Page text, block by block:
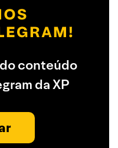
conteúdo
da XP